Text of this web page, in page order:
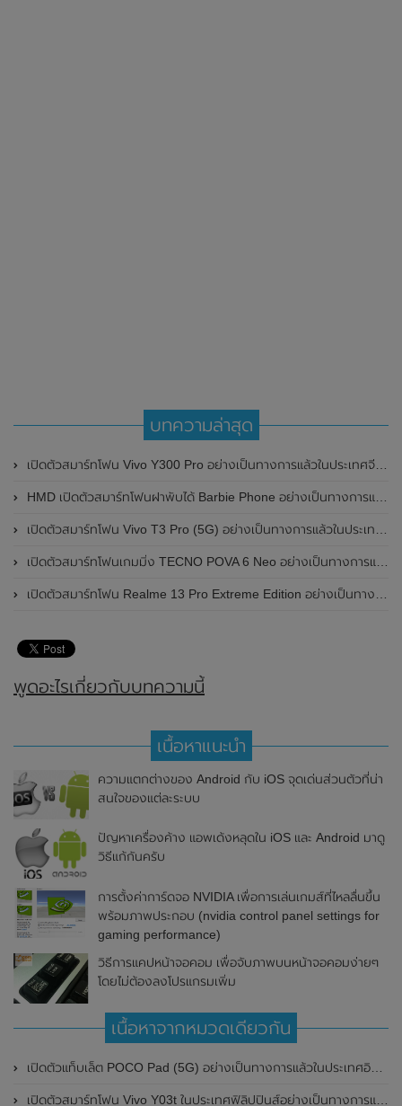
บทความล่าสุด
เปิดตัวสมาร์ทโฟน Vivo Y300 Pro อย่างเป็นทางการแล้วในประเทศจีน มาพร้อมดีไซน์พรีเมี่ยม ทนทาน และแบตเตอรี่สุดอึดขนาดใหญ่ 6,500mAh พร้อมรองรับการชาร์จไว 80W
HMD เปิดตัวสมาร์ทโฟนฝาพับได้ Barbie Phone อย่างเป็นทางการแล้ว มาพร้อมธีมสีชมพูสดใส
เปิดตัวสมาร์ทโฟน Vivo T3 Pro (5G) อย่างเป็นทางการแล้วในประเทศอินเดีย
เปิดตัวสมาร์ทโฟนเกมมิ่ง TECNO POVA 6 Neo อย่างเป็นทางการแล้วในประเทศไทย ในราคา 8,499 บาท
เปิดตัวสมาร์ทโฟน Realme 13 Pro Extreme Edition อย่างเป็นทางการแล้วในประเทศจีน
พูดอะไรเกี่ยวกับบทความนี้
เนื้อหาแนะนำ
ความแตกต่างของ Android กับ iOS จุดเด่นส่วนตัวที่น่า
สนใจของแต่ละระบบ
ปัญหาเครื่องค้าง แอพเด้งหลุดใน iOS และ Android มาดู
วิธีแก้กันครับ
การตั้งค่าการ์ดจอ NVIDIA เพื่อการเล่นเกมส์ที่ไหลลื่นขึ้น
พร้อมภาพประกอบ (nvidia control panel settings for
gaming performance)
วิธีการแคปหน้าจอคอม เพื่อจับภาพบนหน้าจอคอมง่ายๆ
โดยไม่ต้องลงโปรแกรมเพิ่ม
เนื้อหาจากหมวดเดียวกัน
เปิดตัวแท็บเล็ต POCO Pad (5G) อย่างเป็นทางการแล้วในประเทศอินเดีย มาพร้อมชิปเซ็ต Snapdragon 7s Gen 2 ของ Qualcomm และรองรับเครือข่าย 5G
เปิดตัวสมาร์ทโฟน Vivo Y03t ในประเทศฟิลิปปินส์อย่างเป็นทางการแล้ว มาพร้อมชิปเซ็ต Unisoc T612 , กล้องหลัง ความละเอียด 13MP , แบตเตอรี่ 5,000mAh และหน้าจอแสดงผล LCD / 90Hz